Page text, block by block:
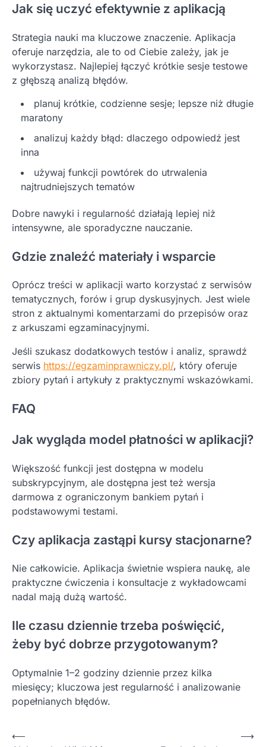
Jak się uczyć efektywnie z aplikacją
Strategia nauki ma kluczowe znaczenie. Aplikacja
oferuje narzędzia, ale to od Ciebie zależy, jak je
wykorzystasz. Najlepiej łączyć krótkie sesje testowe
z głębszą analizą błędów.
planuj krótkie, codzienne sesje; lepsze niż długie
maratony
analizuj każdy błąd: dlaczego odpowiedź jest
inna
używaj funkcji powtórek do utrwalenia
najtrudniejszych tematów
Dobre nawyki i regularność działają lepiej niż
intensywne, ale sporadyczne nauczanie.
Gdzie znaleźć materiały i wsparcie
Oprócz treści w aplikacji warto korzystać z serwisów
tematycznych, forów i grup dyskusyjnych. Jest wiele
stron z aktualnymi komentarzami do przepisów oraz
z arkuszami egzaminacyjnymi.
Jeśli szukasz dodatkowych testów i analiz, sprawdź
serwis https://egzaminprawniczy.pl/, który oferuje
zbiory pytań i artykuły z praktycznymi wskazówkami.
FAQ
Jak wygląda model płatności w aplikacji?
Większość funkcji jest dostępna w modelu
subskrypcyjnym, ale dostępna jest też wersja
darmowa z ograniczonym bankiem pytań i
podstawowymi testami.
Czy aplikacja zastąpi kursy stacjonarne?
Nie całkowicie. Aplikacja świetnie wspiera naukę, ale
praktyczne ćwiczenia i konsultacje z wykładowcami
nadal mają dużą wartość.
Ile czasu dziennie trzeba poświęcić,
żeby być dobrze przygotowanym?
Optymalnie 1–2 godziny dziennie przez kilka
miesięcy; kluczowa jest regularność i analizowanie
popełnianych błędów.
Nawigacja
⟵
⟶